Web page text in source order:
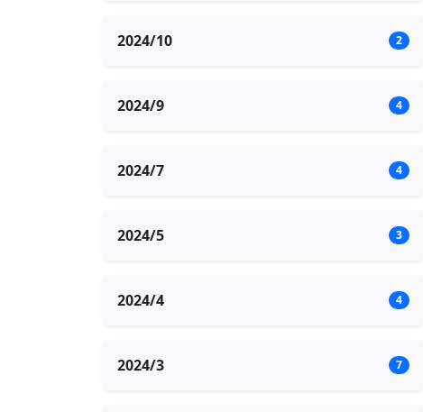
2024/10 2
2024/9 4
2024/7 4
2024/5 3
2024/4 4
2024/3 7